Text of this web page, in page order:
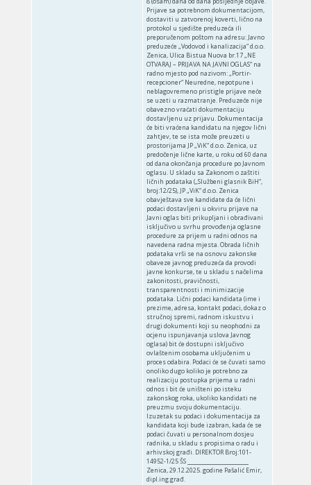
Prijave sa potrebnom dokumentacijom,
dostaviti u zatvorenoj koverti, lično na
protokol u sjedište preduzeća ili
preporučenom poštom na adresu: Javno
preduzeće „Vodovod i kanalizacija“ d.o.o.
Zenica, Ulica Bistua Nuova br.17 „NE
OTVARAJ – PRIJAVA NA JAVNI OGLAS“ na
radno mjesto pod nazivom: „Portir-
recepcioner“ Neuredne, nepotpune i
neblagovremeno pristigle prijave neće
se uzeti u razmatranje. Preduzeće nije
obavezno vraćati dokumentaciju
dostavljenu uz prijavu. Dokumentacija
će biti vraćena kandidatu na njegov lični
zahtjev, te se ista može preuzeti u
prostorijama JP „ViK“ d.o.o. Zenica, uz
predočenje lične karte, u roku od 60 dana
od dana okončanja procedure po Javnom
oglasu. U skladu sa Zakonom o zaštiti
ličnih podataka („Službeni glasnik BiH“,
broj:12/25), JP „ViK“ d.o.o. Zenica
obavještava sve kandidate da će lični
podaci dostavljeni u okviru prijave na
Javni oglas biti prikupljani i obrađivani
isključivo u svrhu provođenja oglasne
procedure za prijem u radni odnos na
navedena radna mjesta. Obrada ličnih
podataka vrši se na osnovu zakonske
obaveze javnog preduzeća da provodi
javne konkurse, te u skladu s načelima
zakonitosti, pravičnosti,
transparentnosti i minimizacije
podataka. Lični podaci kandidata (ime i
prezime, adresa, kontakt podaci, dokaz o
stručnoj spremi, radnom iskustvu i
drugi dokumenti koji su neophodni za
ocjenu ispunjavanja uslova Javnog
oglasa) bit će dostupni isključivo
ovlaštenim osobama uključenim u
proces odabira. Podaci će se čuvati samo
onoliko dugo koliko je potrebno za
realizaciju postupka prijema u radni
odnos i bit će uništeni po isteku
zakonskog roka, ukoliko kandidati ne
preuzmu svoju dokumentaciju.
Izuzetak su podaci i dokumentacija za
kandidata koji bude izabran, kada će se
podaci čuvati u personalnom dosjeu
radnika, u skladu s propisima o radu i
arhivskoj građi. DIREKTOR Broj:101-
14952-1/25 ŠS ______________________
Zenica, 29.12.2025. godine Pašalić Emir,
dipl.ing.građ.